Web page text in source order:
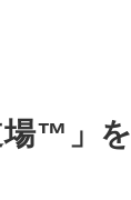
場™」を